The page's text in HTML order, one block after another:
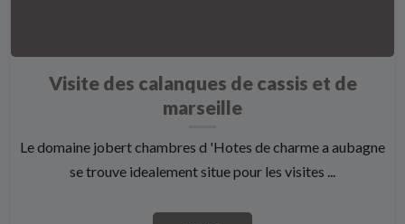
Visite des calanques de cassis et de
marseille
Le domaine jobert chambres d 'Hotes de charme a aubagne
se trouve idealement situe pour les visites ...